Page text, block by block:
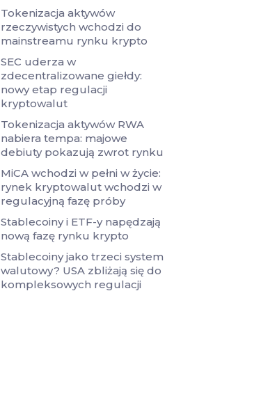
Tokenizacja aktywów
rzeczywistych wchodzi do
mainstreamu rynku krypto
SEC uderza w
zdecentralizowane giełdy:
nowy etap regulacji
kryptowalut
Tokenizacja aktywów RWA
nabiera tempa: majowe
debiuty pokazują zwrot rynku
MiCA wchodzi w pełni w życie:
rynek kryptowalut wchodzi w
regulacyjną fazę próby
Stablecoiny i ETF-y napędzają
nową fazę rynku krypto
Stablecoiny jako trzeci system
walutowy? USA zbliżają się do
kompleksowych regulacji